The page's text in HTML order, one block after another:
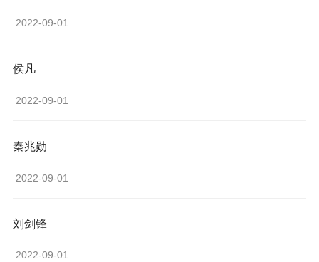
2022-09-01
侯凡
2022-09-01
秦兆勋
2022-09-01
刘剑锋
2022-09-01